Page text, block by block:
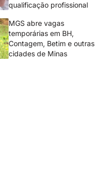
qualificação profissional
MGS abre vagas
temporárias em BH,
Contagem, Betim e outras
cidades de Minas